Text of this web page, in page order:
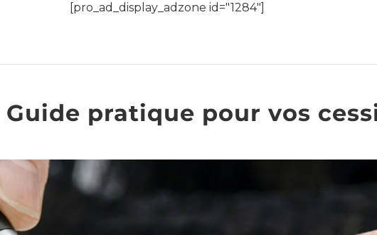
[pro_ad_display_adzone id="1284"]
Guide pratique pour vos